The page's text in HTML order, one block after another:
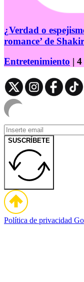
¿Verdad o
romance’ de
Entretenimiento |
SUSCRÍBETE
Política de privacidad